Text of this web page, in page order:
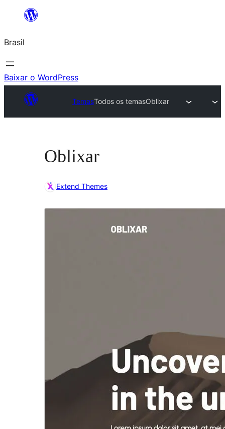
o
conteúdo
Brasil
Baixar o WordPress
TemasTodos os temasOblixar
Oblixar
Extend Themes